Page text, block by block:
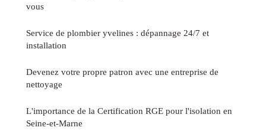
vous
Service de plombier yvelines : dépannage 24/7 et
installation
Devenez votre propre patron avec une entreprise de
nettoyage
L'importance de la Certification RGE pour l'isolation en
Seine-et-Marne